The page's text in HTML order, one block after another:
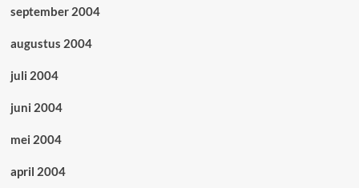
september 2004
augustus 2004
juli 2004
juni 2004
mei 2004
april 2004